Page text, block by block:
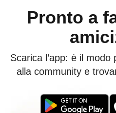
Pronto a
Scarica l’app: è il
alla community e